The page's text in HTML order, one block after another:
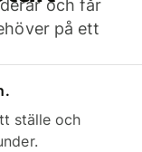
och får
på ett
ställe och